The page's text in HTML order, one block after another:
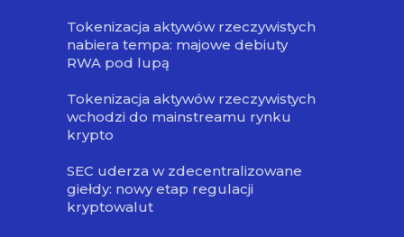
Tokenizacja aktywów rzeczywistych
nabiera tempa: majowe debiuty
RWA pod lupą
Tokenizacja aktywów rzeczywistych
wchodzi do mainstreamu rynku
krypto
SEC uderza w zdecentralizowane
giełdy: nowy etap regulacji
kryptowalut